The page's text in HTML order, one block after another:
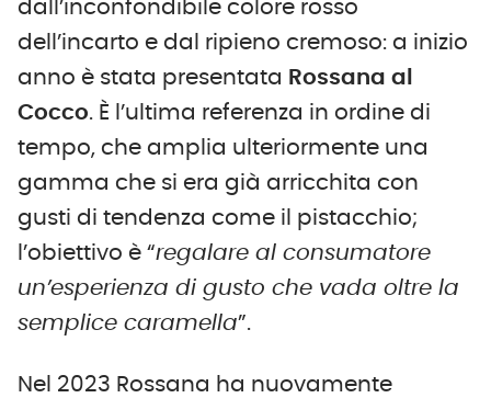
dall’inconfondibile colore rosso
dell’incarto e dal ripieno cremoso: a inizio
anno è stata presentata Rossana al
Cocco. È l’ultima referenza in ordine di
tempo, che amplia ulteriormente una
gamma che si era già arricchita con
gusti di tendenza come il pistacchio;
l’obiettivo è “regalare al consumatore
un’esperienza di gusto che vada oltre la
semplice caramella”.
Nel 2023 Rossana ha nuovamente